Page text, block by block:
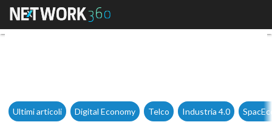
Accesso a Internet diritto
Ultimi articoli Digital Economy Telco Industria 4.0